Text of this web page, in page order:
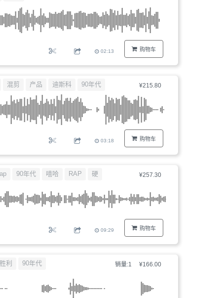
购物车
02:13
¥215.80
购物车
混剪 产品 迪斯科 90年代
03:18
¥257.30
购物车
90年代 嘻哈 RAP 硬
09:29
销量:1 ¥166.00
利 90年代